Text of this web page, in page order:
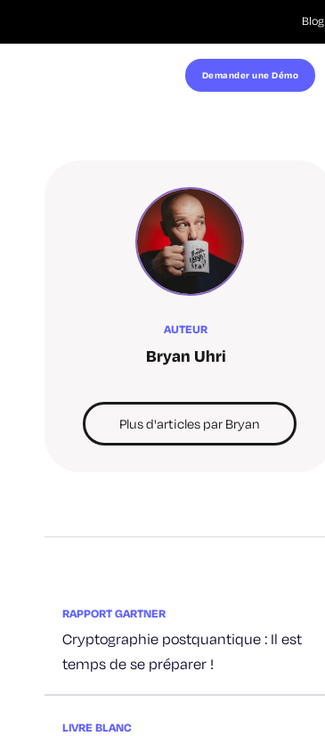
Blog
Demander une Démo
AUTEUR
Bryan Uhri
Plus d'articles par Bryan
RAPPORT GARTNER
Cryptographie postquantique : Il est
temps de se préparer !
LIVRE BLANC